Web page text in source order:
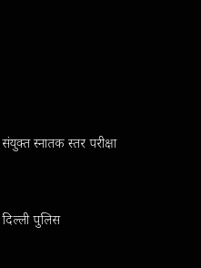
संयुक्त स्नातक स्तर परीक्षा
दिल्ली पुलिस